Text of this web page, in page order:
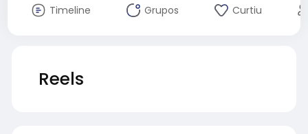
Timeline Grupos Curtiu
Reels